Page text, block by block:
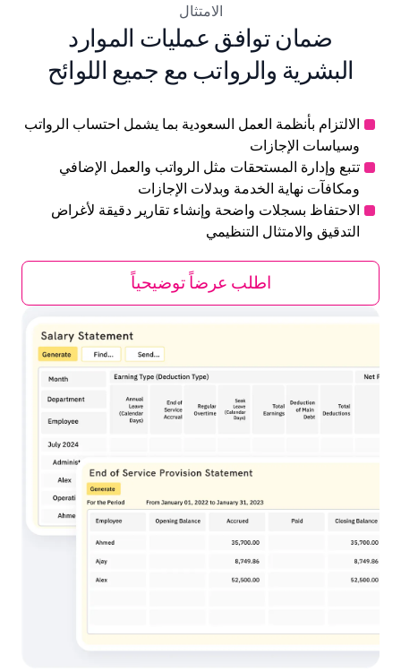
الامتثال
ضمان توافق عمليات الموارد
البشرية والرواتب مع جميع اللوائح
الالتزام بأنظمة العمل السعودية بما يشمل احتساب الرواتب
وسياسات الإجازات
تتبع وإدارة المستحقات مثل الرواتب والعمل الإضافي
ومكافآت نهاية الخدمة وبدلات الإجازات
الاحتفاظ بسجلات واضحة وإنشاء تقارير دقيقة لأغراض
التدقيق والامتثال التنظيمي
اطلب عرضاً توضيحياً